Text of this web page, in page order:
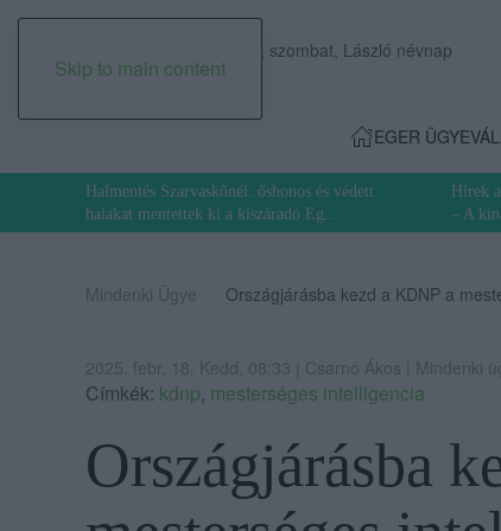
Skip to main content
2026. augusztus 08., szombat, László névnap
EGER ÜGYE
Halmentés Szarvaskőnél: őshonos és védett
halakat mentettek ki a kiszáradó Eg...
Hírek
– A
Mindenki Ügye Országjárásba kezd a KDNP a
2025. febr. 18. Kedd, 08:33 | Csarnó Ákos | Mindenki
Címkék: kdnp, mesterséges intelligencia
Országjárásba